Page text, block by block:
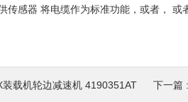
传感器 将电缆作为标准功能，或者，
装载机轮边减速机 4190351AT 下一篇 :